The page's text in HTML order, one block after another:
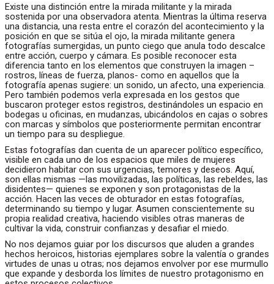
Existe una distinción entre la mirada militante y la mirada
sostenida por una observadora atenta. Mientras la última reserva
una distancia, una resta entre el corazón del acontecimiento y la
posición en que se sitúa el ojo, la mirada militante genera
fotografías sumergidas, un punto ciego que anula todo descalce
entre acción, cuerpo y cámara. Es posible reconocer esta
diferencia tanto en los elementos que construyen la imagen –
rostros, líneas de fuerza, planos- como en aquellos que la
fotografía apenas sugiere: un sonido, un afecto, una experiencia.
Pero también podemos verla expresada en los gestos que
buscaron proteger estos registros, destinándoles un espacio en
bodegas u oficinas, en mudanzas, ubicándolos en cajas o sobres
con marcas y símbolos que posteriormente permitan encontrar
un tiempo para su despliegue.
Estas fotografías dan cuenta de un aparecer político específico,
visible en cada uno de los espacios que miles de mujeres
decidieron habitar con sus urgencias, temores y deseos. Aquí,
son ellas mismas —las movilizadas, las políticas, las rebeldes, las
disidentes— quienes se exponen y son protagonistas de la
acción. Hacen las veces de obturador en estas fotografías,
determinando su tiempo y lugar. Asumen conscientemente su
propia realidad creativa, haciendo visibles otras maneras de
cultivar la vida, construir confianzas y desafiar el miedo.
No nos dejamos guiar por los discursos que aluden a grandes
hechos heroicos, historias ejemplares sobre la valentía o grandes
virtudes de unas u otras; nos dejamos envolver por ese murmullo
que expande y desborda los límites de nuestro protagonismo en